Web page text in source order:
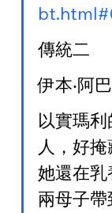
傳統二
伊本‧阿
以實瑪
人，好
她還在
兩母子